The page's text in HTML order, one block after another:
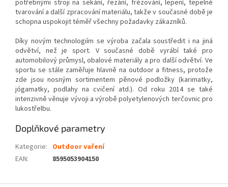
potřebnými stroji na sekání, řezání, frézování, lepení, tepelné
tvarování a další zpracování materiálu, takže v současné době je
schopna uspokojit téměř všechny požadavky zákazníků.
Díky novým technologiím se výroba začala soustředit i na jiná
odvětví, než je sport. V současné době vyrábí také pro
automobilový průmysl, obalové materiály a pro další odvětví. Ve
sportu se stále zaměřuje hlavně na outdoor a fitness, protože
zde jsou nosným sortimentem pěnové podložky (karimatky,
jógamatky, podlahy na cvičení atd.). Od roku 2014 se také
intenzivně věnuje vývoji a výrobě polyetylenových terčovnic pro
lukostřelbu.
Doplňkové parametry
Kategorie: Outdoor vaření
EAN: 8595053904150